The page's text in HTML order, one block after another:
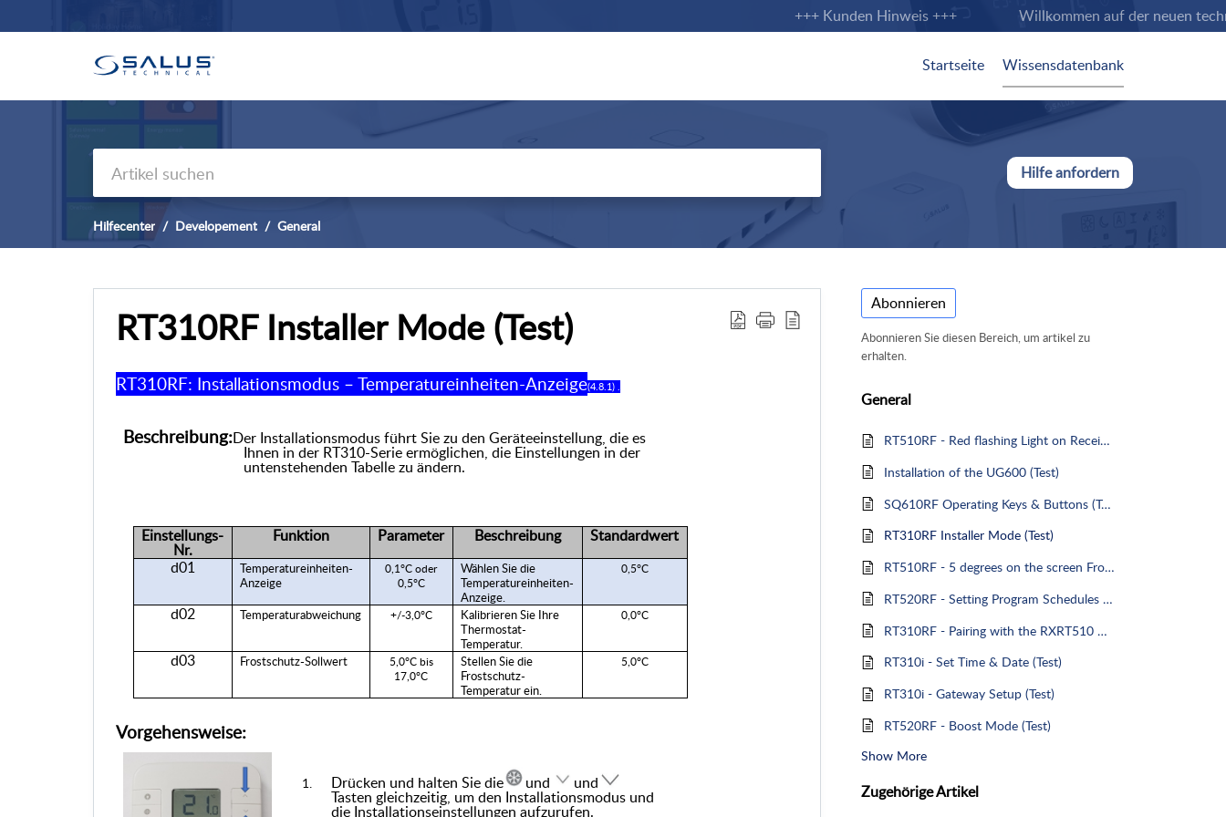
+++ Kunden Hinweis +++ Willkommen auf der neuen
Startseite Wissensdatenbank
Hilfe anfordern
Hilfecenter Developement General
RT310RF Installer Mode (Test)
RT310RF: Installationsmodus – Temperatureinheiten-Anzeige(4.8.1) .
Beschreibung:Der Installationsmodus führt Sie zu den Geräteeinstellung, die es
Ihnen in der RT310-Serie ermöglichen, die Einstellungen in der
untenstehenden Tabelle zu ändern.
Einstellungs-
Nr.
Funktion Parameter Beschreibung
Standardwert
d01
Temperatureinheiten-
Anzeige
0,1°C oder
0,5°C
Wählen Sie die
Temperatureinheiten-
Anzeige.
0,5°C
d02 Temperaturabweichung +/-3,0°C
Kalibrieren Sie Ihre
Thermostat-
Temperatur.
0,0°C
d03 Frostschutz-Sollwert
5,0°C bis
17,0°C
Stellen Sie die
Frostschutz-
Temperatur ein.
5,0°C
Vorgehensweise:
Drücken und halten Sie die und und
Tasten gleichzeitig, um den Installationsmodus und
die Installationseinstellungen aufzurufen.
Abonnieren
Abonnieren Sie diesen Bereich, um artikel zu
erhalten.
General
RT510RF - Red flashing Light on Receiver (Test)
Installation of the UG600 (Test)
SQ610RF Operating Keys & Buttons (Test)
RT310RF Installer Mode (Test)
RT510RF - 5 degrees on the screen Frost Protection (Test)
RT520RF - Setting Program Schedules (Test Article)
RT310RF - Pairing with the RXRT510 Receiver - Translation Test !
RT310i - Set Time & Date (Test)
RT310i - Gateway Setup (Test)
RT520RF - Boost Mode (Test)
Show More
ZugehörigeArtikel